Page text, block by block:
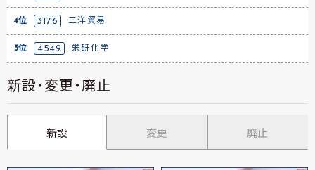
4位 3176 三洋貿易
5位 4549 栄研化学
新設・変更・廃止
新設 変更 廃止